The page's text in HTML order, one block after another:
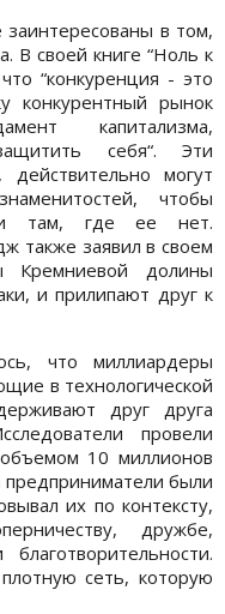
в том,
В своей книге “Ноль к
“конкуренция - это
конкурентный рынок
капитализма,
себя“. Эти
могут
чтобы
там, где ее нет.
также заявил в своем
Кремниевой долины
и прилипают друг к
что миллиардеры
в технологической
друг друга
провели
10 миллионов
предприниматели были
их по контексту,
дружбе,
сеть, которую